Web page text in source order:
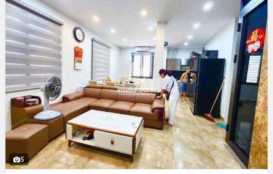
5